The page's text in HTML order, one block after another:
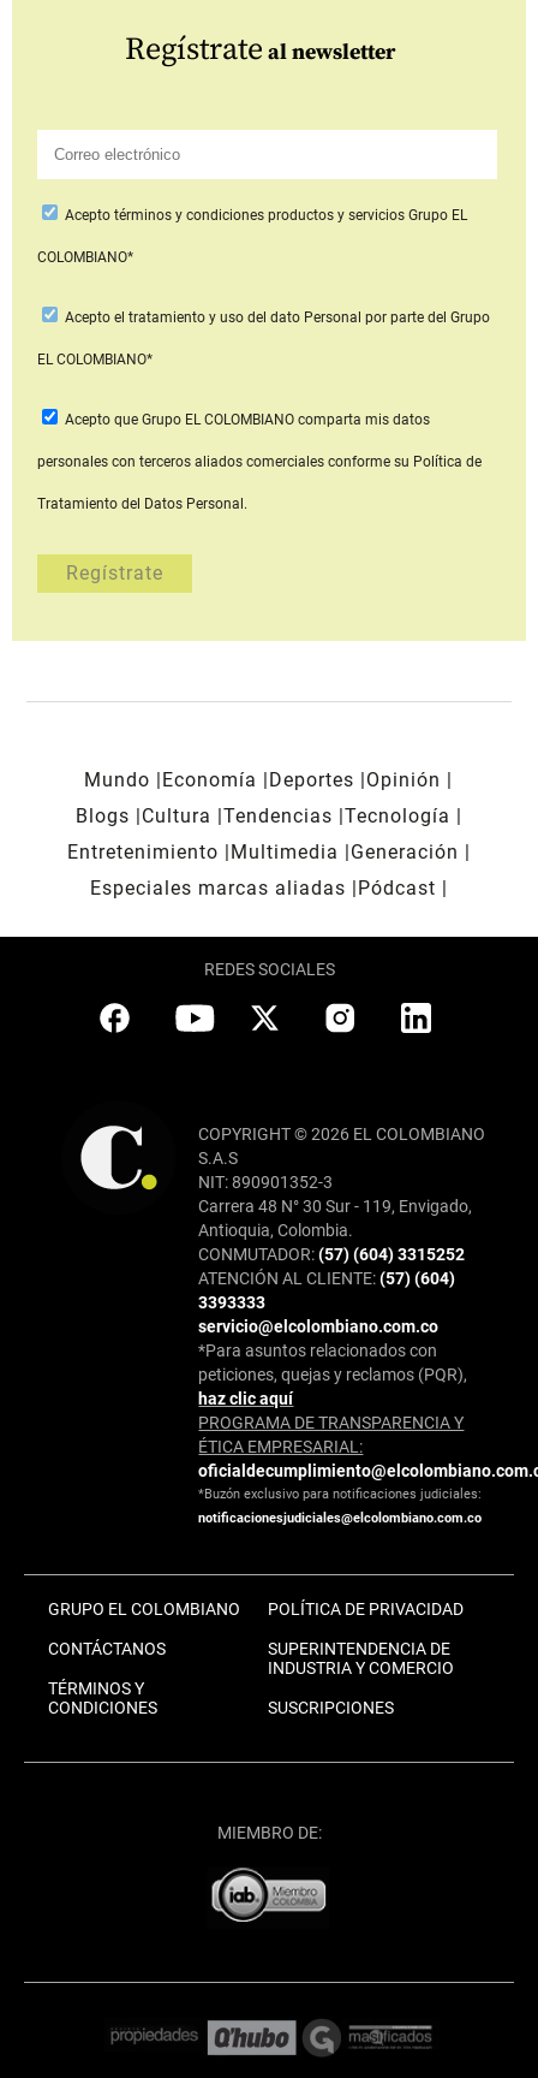
Regístrate al newsletter
Aceptotérminos y condiciones productos y serviciosGrupo EL
COLOMBIANO*
Acepto el tratamiento y uso del dato Personal por parte del Grupo
EL COLOMBIANO*
Acepto que Grupo EL COLOMBIANOcomparta mis datos
personales con terceros aliados comerciales conforme su Política de
Tratamiento del Datos Personal.
Mundo Economía Deportes
Opinión
Blogs
Cultura Tendencias Tecnología
Entretenimiento
Multimedia
Generación
Especiales marcas aliadas
Pódcast
REDES SOCIALES
COPYRIGHT © 2026 EL COLOMBIANO
S.A.S
NIT: 890901352-3
Carrera 48 N° 30 Sur - 119, Envigado,
Antioquia, Colombia.
CONMUTADOR:(57) (604) 3315252
ATENCIÓN AL CLIENTE:(57) (604)
3393333
servicio@elcolombiano.com.co
*Para asuntos relacionados con
peticiones, quejas y reclamos (PQR),
haz clic aquí
PROGRAMA DE TRANSPARENCIA Y
ÉTICA EMPRESARIAL:
*Buzón exclusivo para notificaciones judiciales:
notificacionesjudiciales@elcolombiano.com.co
GRUPO EL COLOMBIANO
CONTÁCTANOS
TÉRMINOS Y
CONDICIONES
POLÍTICA DE PRIVACIDAD
SUPERINTENDENCIA DE
INDUSTRIA Y COMERCIO
SUSCRIPCIONES
MIEMBRO DE: